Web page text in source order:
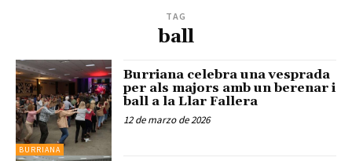
TAG
ball
BURRIANA
Burriana celebra una vesprada
per als majors amb un berenar i
ball a la Llar Fallera
12 de marzo de 2026